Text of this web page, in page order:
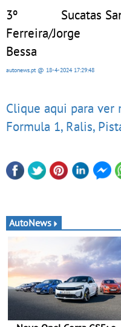
3º Sucatas
Ferreira/Jorge
autonews.pt @ 18-4-202417:29:48
Clique aqui para ver
Formula 1, Ralis,
AutoNews